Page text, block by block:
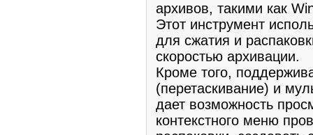
архивов, такими как
Этот инструмент
для сжатия и
скоростью архивации.
Кроме того,
(перетаскивание) и
дает возможность
контекстного меню